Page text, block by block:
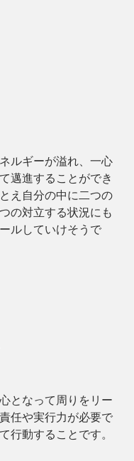
ルギーが溢れ、一心
邁進することができ
え自分の中に二つの
の対立する状況にも
ルしていけそうで
となって周りをリー
任や実行力が必要で
行動することです。